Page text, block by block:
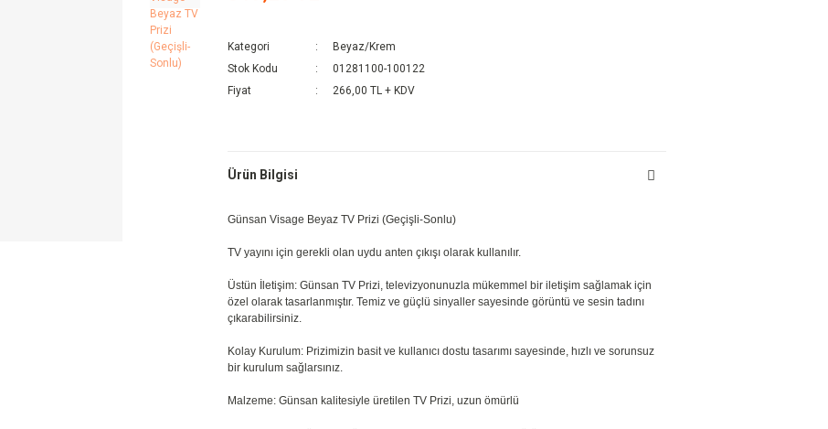
Kategori
Beyaz/Krem
Stok Kodu
01281100-100122
Fiyat
266,00 TL + KDV
Ürün Bilgisi
Günsan Visage Beyaz TV Prizi (Geçişli-Sonlu)
TV yayını için gerekli olan uydu anten çıkışı olarak kullanılır.
Üstün İletişim: Günsan TV Prizi, televizyonunuzla mükemmel bir iletişim sağlamak için
özel olarak tasarlanmıştır. Temiz ve güçlü sinyaller sayesinde görüntü ve sesin tadını
çıkarabilirsiniz.
Kolay Kurulum: Prizimizin basit ve kullanıcı dostu tasarımı sayesinde, hızlı ve sorunsuz
bir kurulum sağlarsınız.
Malzeme: Günsan kalitesiyle üretilen TV Prizi, uzun ömürlü